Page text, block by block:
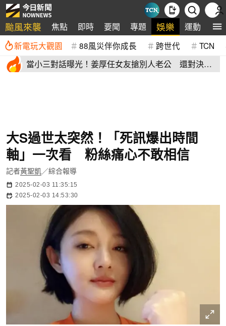
颱風來襲 焦點 即時 要聞 專題 娛樂 運動 全
新電玩大觀園 88風災伴你成長 跨世代 TCN
當小三對話曝光！姜厚任女友搶別人老公 還對決正
大S過世太突然！「死訊爆出時間
軸」一次看 粉絲痛心不敢相信
記者黃聖凱／綜合報導
2025-02-03 11:35:15
2025-02-03 14:53:30